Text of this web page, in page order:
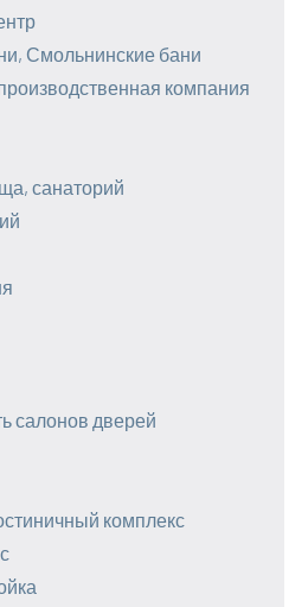
Смольнинские бани
компания
санаторий
салонов дверей
комплекс